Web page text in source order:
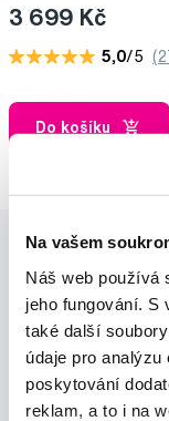
Na vašem
Náš web používá
jeho fungování. S
také další
údaje pro
poskytování
reklam, a to i na
3 699 Kč
5,0/5
Do košíku
Novinky a